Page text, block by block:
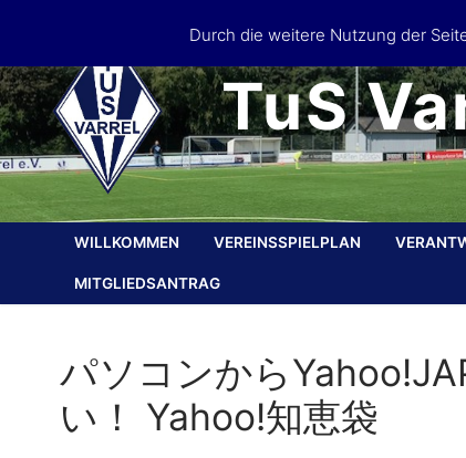
content
TuS
WILLKOMMEN VEREINSSPIELPLAN
MITGLIEDSANTRAG
パソコンから
い！ Yahoo!知恵袋
Durch die weitere Nutzung der